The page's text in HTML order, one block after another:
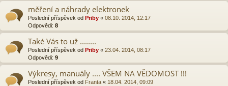
měření a náhrady elektronek
Poslední příspěvek od Priby « 08.10. 2014, 12:17
Odpovědi: 8
Také Vás to už ........
Poslední příspěvek od Priby « 23.04. 2014, 08:17
Odpovědi: 9
Výkresy, manuály .... VŠEM NA VĚDOMOST !!!
Poslední příspěvek od Franta « 18.04. 2014, 09:09